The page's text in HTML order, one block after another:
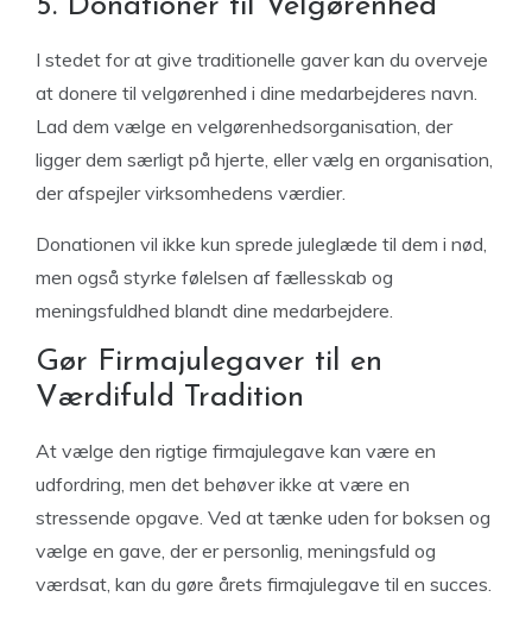
5. Donationer til Velgørenhed
I stedet for at give traditionelle gaver kan du overveje
at donere til velgørenhed i dine medarbejderes navn.
Lad dem vælge en velgørenhedsorganisation, der
ligger dem særligt på hjerte, eller vælg en organisation,
der afspejler virksomhedens værdier.
Donationen vil ikke kun sprede juleglæde til dem i nød,
men også styrke følelsen af fællesskab og
meningsfuldhed blandt dine medarbejdere.
Gør Firmajulegaver til en
Værdifuld Tradition
At vælge den rigtige firmajulegave kan være en
udfordring, men det behøver ikke at være en
stressende opgave. Ved at tænke uden for boksen og
vælge en gave, der er personlig, meningsfuld og
værdsat, kan du gøre årets firmajulegave til en succes.